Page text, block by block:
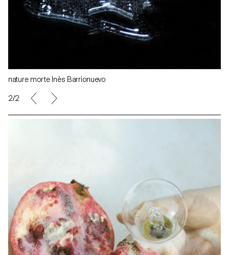
nature morte Inès Barrionuevo
1/2